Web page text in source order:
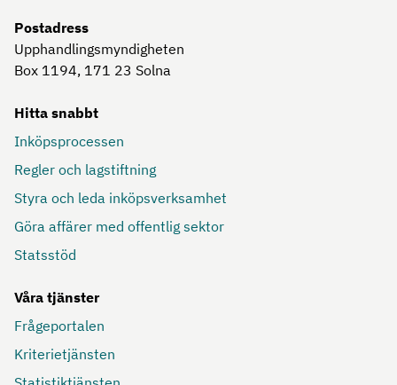
Postadress
Upphandlingsmyndigheten
Box 1194, 171 23 Solna
Hitta snabbt
Inköpsprocessen
Regler och lagstiftning
Styra och leda inköpsverksamhet
Göra affärer med offentlig sektor
Statsstöd
Våra tjänster
Frågeportalen
Kriterietjänsten